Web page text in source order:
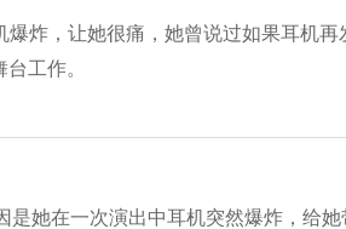
炸，让她很痛，她曾说过如果耳机再
工作。
她在一次演出中耳机突然爆炸，给